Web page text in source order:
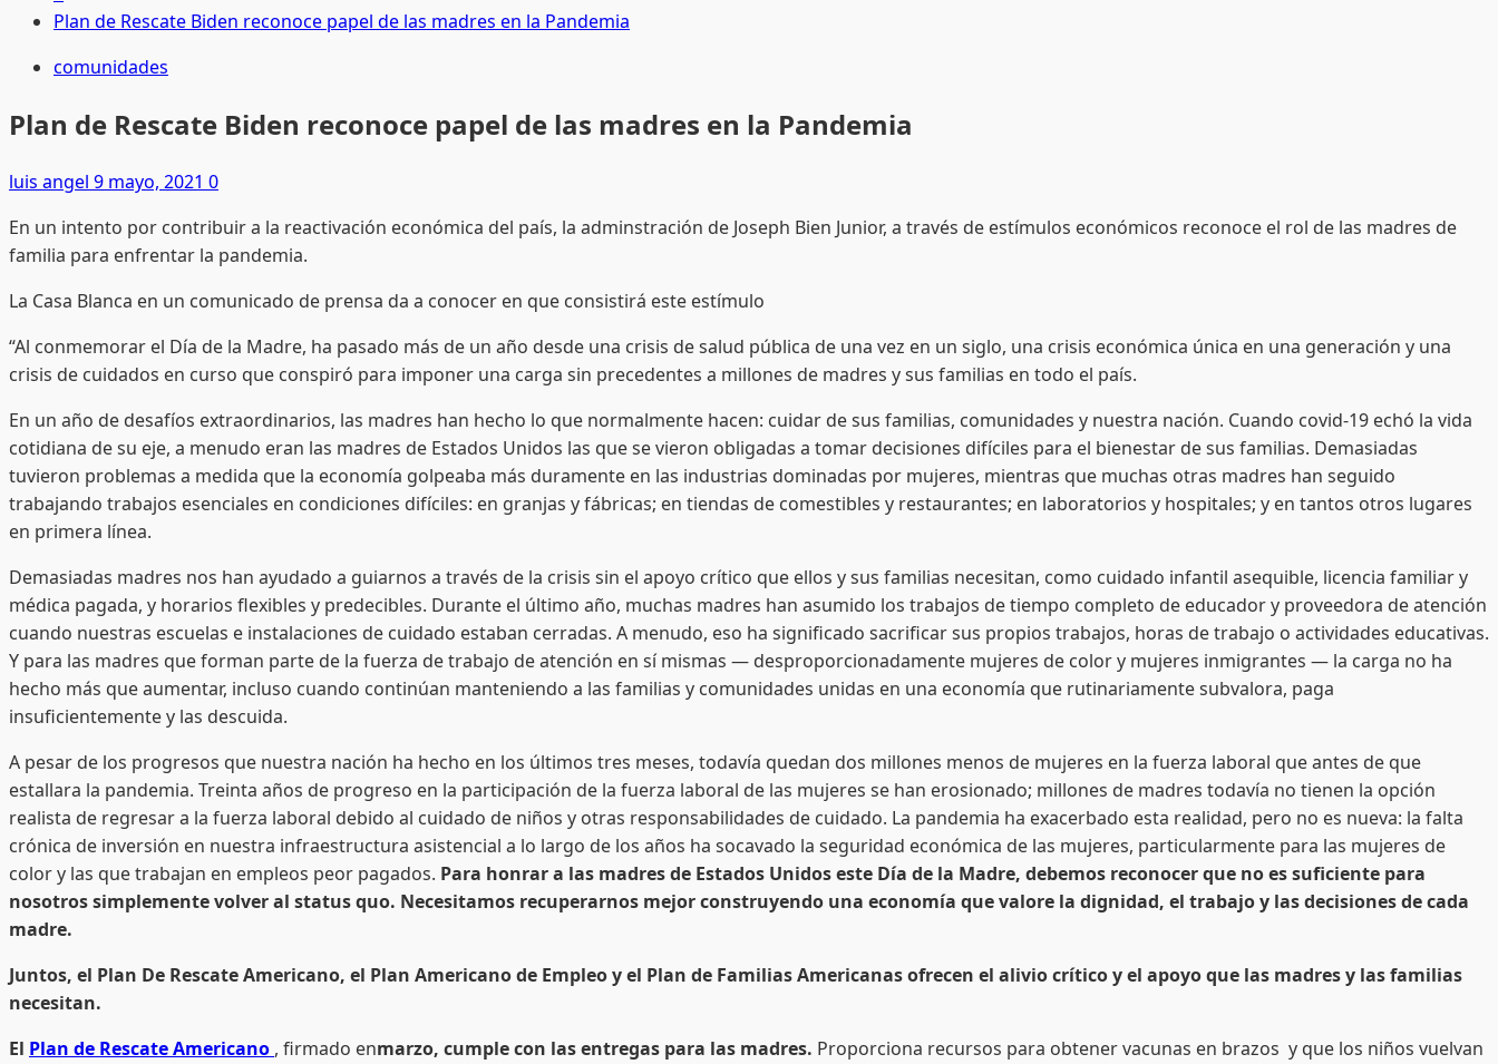
Plan de Rescate Biden reconoce papel de las madres en la Pandemia
comunidades
Plan de Rescate Biden reconoce papel de las madres en la Pandemia
luis angel 9 mayo, 2021 0
En un intento por contribuir a la reactivación económica del país, la adminstración de Joseph Bien Junior, a través de estímulos económicos reconoce el rol de las madres de
familia para enfrentar la pandemia.
La Casa Blanca en un comunicado de prensa da a conocer en que consistirá este estímulo
“Al conmemorar el Día de la Madre, ha pasado más de un año desde una crisis de salud pública de una vez en un siglo, una crisis económica única en una generación y una
crisis de cuidados en curso que conspiró para imponer una carga sin precedentes a millones de madres y sus familias en todo el país.
En un año de desafíos extraordinarios, las madres han hecho lo que normalmente hacen: cuidar de sus familias, comunidades y nuestra nación. Cuando covid-19 echó la vida
cotidiana de su eje, a menudo eran las madres de Estados Unidos las que se vieron obligadas a tomar decisiones difíciles para el bienestar de sus familias. Demasiadas
tuvieron problemas a medida que la economía golpeaba más duramente en las industrias dominadas por mujeres, mientras que muchas otras madres han seguido
trabajando trabajos esenciales en condiciones difíciles: en granjas y fábricas; en tiendas de comestibles y restaurantes; en laboratorios y hospitales; y en tantos otros lugares
en primera línea.
Demasiadas madres nos han ayudado a guiarnos a través de la crisis sin el apoyo crítico que ellos y sus familias necesitan, como cuidado infantil asequible, licencia familiar y
médica pagada, y horarios flexibles y predecibles. Durante el último año, muchas madres han asumido los trabajos de tiempo completo de educador y proveedora de atención
cuando nuestras escuelas e instalaciones de cuidado estaban cerradas. A menudo, eso ha significado sacrificar sus propios trabajos, horas de trabajo o actividades educativas.
Y para las madres que forman parte de la fuerza de trabajo de atención en sí mismas — desproporcionadamente mujeres de color y mujeres inmigrantes — la carga no ha
hecho más que aumentar, incluso cuando continúan manteniendo a las familias y comunidades unidas en una economía que rutinariamente subvalora, paga
insuficientemente y las descuida.
A pesar de los progresos que nuestra nación ha hecho en los últimos tres meses, todavía quedan dos millones menos de mujeres en la fuerza laboral que antes de que
estallara la pandemia. Treinta años de progreso en la participación de la fuerza laboral de las mujeres se han erosionado; millones de madres todavía no tienen la opción
realista de regresar a la fuerza laboral debido al cuidado de niños y otras responsabilidades de cuidado. La pandemia ha exacerbado esta realidad, pero no es nueva: la falta
crónica de inversión en nuestra infraestructura asistencial a lo largo de los años ha socavado la seguridad económica de las mujeres, particularmente para las mujeres de
color y las que trabajan en empleos peor pagados. Para honrar a las madres de Estados Unidos este Día de la Madre, debemos reconocer que no es suficiente para
nosotros simplemente volver al status quo. Necesitamos recuperarnos mejor construyendo una economía que valore la dignidad, el trabajo y las decisiones de cada
madre.
Juntos, el Plan De Rescate Americano, el Plan Americano de Empleo y el Plan de Familias Americanas ofrecen el alivio crítico y el apoyo que las madres y las familias
necesitan.
El Plan de Rescate Americano , firmado enmarzo, cumple con las entregas para las madres. Proporciona recursos para obtener vacunas en brazos y que los niños vuelvan